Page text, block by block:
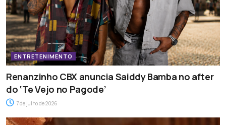
ENTRETENIMENTO
Renanzinho CBX anuncia Saiddy Bamba no after
do ‘Te Vejo no Pagode’
7 de julho de 2026